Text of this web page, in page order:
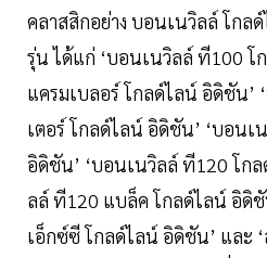
คลาสสิกอย่าง บอนเนวิลล์ โก
รุ่น ได้แก่ ‘บอนเนวิลล์ ที100 โ
แครมเบลอร์ โกลด์ไลน์ อิดิชัน’
เตอร์ โกลด์ไลน์ อิดิชัน’ ‘บอน
อิดิชัน’ ‘บอนเนวิลล์ ที120 โก
ลล์ ที120 แบล็ค โกลด์ไลน์ อิดิชั
เอ็กซ์ซี โกลด์ไลน์ อิดิชัน’ และ